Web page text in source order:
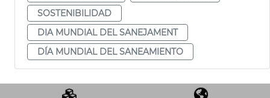
SOSTENIBILIDAD
DIA MUNDIAL DEL SANEJAMENT
DÍA MUNDIAL DEL SANEAMIENTO